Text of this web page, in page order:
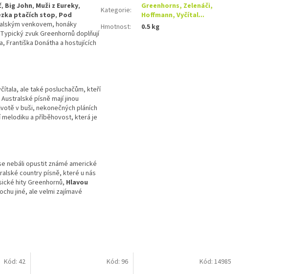
, Big John, Muži z Eureky,
ptačích stop, Pod
venkovem, honáky
zvuk Greenhornů doplňují
Františka Donátha a hostujících
ale také posluchačům, kteří
písně mají jinou
v buši, nekonečných pláních
a příběhovost, která je
nebáli opustit známé americké
country písně, které u nás
hity Greenhornů, Hlavou
jiné, ale velmi zajímavé
Kategorie:
Greenhorns, Zelenáči,
Hoffmann, Vyčítal...
Hmotnost: 0.5 kg
Kód: 42 Kód: 96 Kód: 14985